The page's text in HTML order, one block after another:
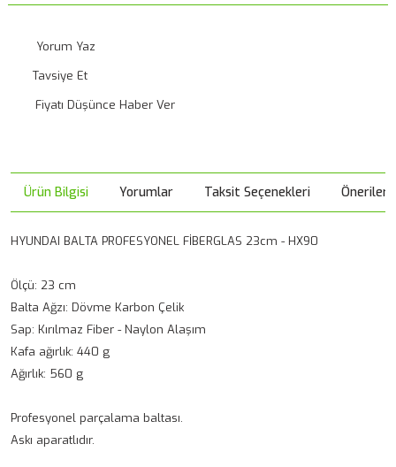
Yorum Yaz
Tavsiye Et
Fiyatı Düşünce Haber Ver
Ürün Bilgisi Yorumlar Taksit Seçenekleri
HYUNDAI BALTA PROFESYONEL FİBERGLAS 23cm - HX90
Ölçü: 23 cm
Balta Ağzı: Dövme Karbon Çelik
Sap: Kırılmaz Fiber - Naylon Alaşım
Kafa ağırlık: 440 g
Ağırlık: 560 g
Profesyonel parçalama baltası.
Askı aparatlıdır.